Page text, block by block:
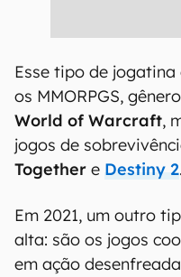
Esse tipo de
os MMORPGS,
World of Warcraft,
jogos de
Together e Destiny 2.
Em 2021, um outro
alta: são os jogos
em ação